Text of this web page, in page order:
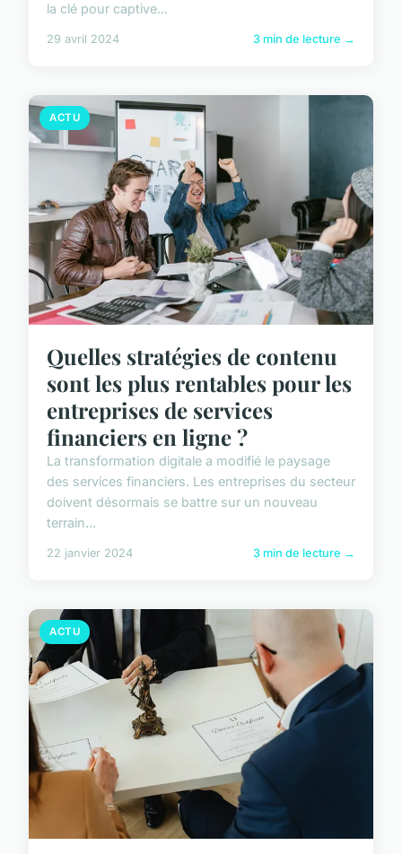
la clé pour captive...
29 avril 2024 3 min de lecture →
ACTU
Quelles stratégies de contenu
sont les plus rentables pour les
entreprises de services
financiers en ligne ?
La transformation digitale a modifié le paysage
des services financiers. Les entreprises du secteur
doivent désormais se battre sur un nouveau
terrain...
22 janvier 2024 3 min de lecture →
ACTU